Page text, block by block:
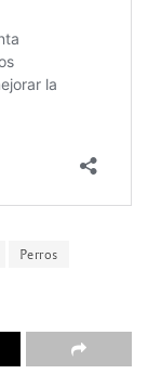
Perros